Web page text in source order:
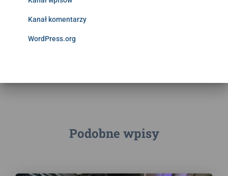
Kanał komentarzy
WordPress.org
Podobne wpisy